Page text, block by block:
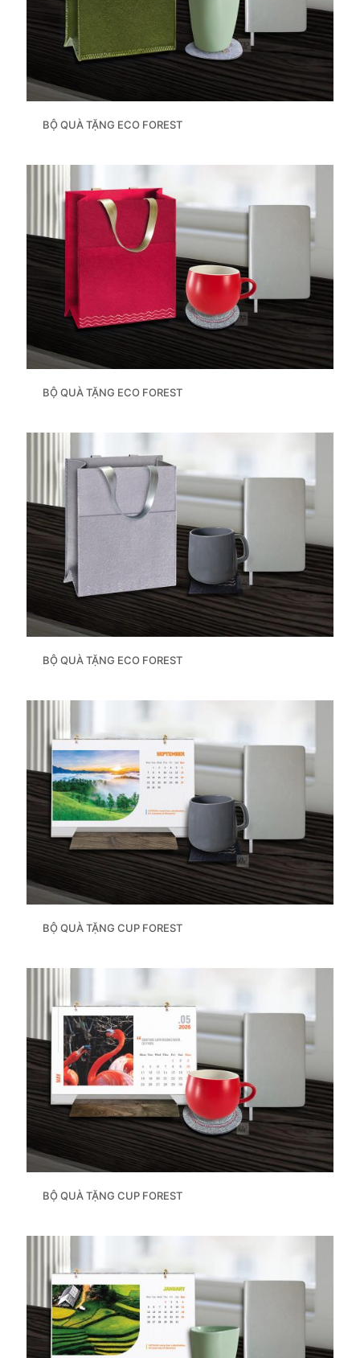
BỘ QUÀ TẶNG ECO FOREST
BỘ QUÀ TẶNG ECO FOREST
BỘ QUÀ TẶNG ECO FOREST
BỘ QUÀ TẶNG CUP FOREST
BỘ QUÀ TẶNG CUP FOREST